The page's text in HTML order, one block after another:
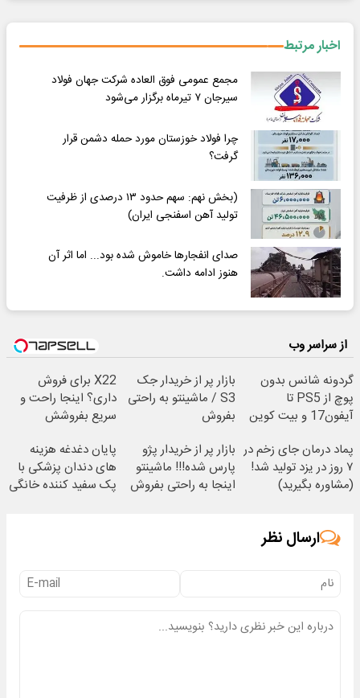
اخبار مرتبط
مجمع عمومی فوق العاده شرکت جهان فولاد
سیرجان ۷ تیرماه برگزار می‌شود
چرا فولاد خوزستان مورد حمله دشمن قرار
گرفت؟
(بخش نهم: سهم حدود ۱۳ درصدی از ظرفیت
تولید آهن اسفنجی ایران)
صدای انفجارها خاموش شده بود... اما اثر آن
هنوز ادامه داشت.
از سراسر وب
گردونه شانس بدون
پوچ از PS5 تا
آیفون17 و بیت کوین
بازار پر از خریدار جک
S3 / ماشینتو به راحتی
بفروش
X22 برای فروش
داری؟ اینجا راحت و
سریع بفروشش
پماد درمان جای زخم در
۷ روز در یزد تولید شد!
(مشاوره بگیرید)
بازار پر از خریدار پژو
پارس شده!!! ماشینتو
اینجا به راحتی بفروش
پایان دغدغه هزینه
های دندان پزشکی با
پک سفید کننده خانگی
ارسال نظر